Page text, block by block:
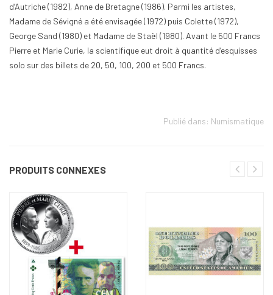
d’Autriche (1982), Anne de Bretagne (1986). Parmi les artistes,
Madame de Sévigné a été envisagée (1972) puis Colette (1972),
George Sand (1980) et Madame de Staël (1980). Avant le 500 Francs
Pierre et Marie Curie, la scientifique eut droit à quantité d’esquisses
solo sur des billets de 20, 50, 100, 200 et 500 Francs.
Publié dans: Numismatique
PRODUITS CONNEXES